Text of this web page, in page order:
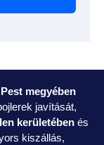
megyében
javítását,
kerületébenés
kiszállás,